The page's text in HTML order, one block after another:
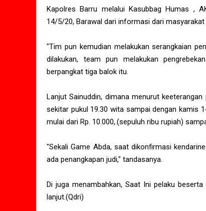
Kapolres Barru melalui Kasubbag Humas ,
14/5/20, Barawal dari informasi dari
"Tim pun kemudian melakukan serangkaian
dilakukan, team pun melakukan
berpangkat tiga balok itu.
Lanjut Sainuddin, dimana menurut
sekitar pukul 19.30 wita sampai dengan kamis
mulai dari Rp. 10.000,.(sepuluh ribu rupiah)
"Sekali Game Abda, saat dikonfirmasi
ada penangkapan judi," tandasanya.
Di juga menambahkan, Saat Ini pelaku
lanjut.(Qdri)